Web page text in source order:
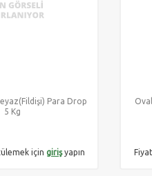
Para Drop
5 Kg
için girişyapın